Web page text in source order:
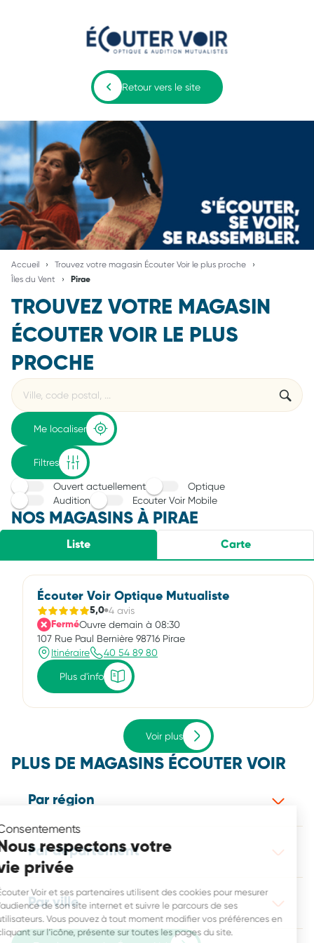
Consentements
Nous respectons votre
vie privée
Écouter Voir et ses partenaires utilisent des cookies pour mesurer
l’audience de son site internet et suivre le parcours de ses
utilisateurs. Vous pouvez à tout moment modifier vos préférences en
cliquant sur l’icône, présente sur toutes les pages du site.
Retour vers le site
Accueil
Trouvez votre magasin Écouter Voir le plus proche
Îles du Vent
Pirae
TROUVEZ VOTRE MAGASIN
ÉCOUTER VOIR LE PLUS
PROCHE
Rechercher
établissement
Veuillez
renseigner
une
adresse
{{count}}
résultat(s)
trouvé(s)
Me localiser
Filtres
Ouvert actuellement
Optique
Audition
Ecouter Voir Mobile
NOS MAGASINS À PIRAE
Liste Carte
Écouter Voir Optique Mutualiste
5,0 4 avis
FerméOuvre demain à 08:30
107 Rue Paul Bernière 98716 Pirae
Itinéraire
40 54 89 80
Plus d'info
Voir plus
PLUS DE MAGASINS ÉCOUTER VOIR
Par région
Par département
Par ville